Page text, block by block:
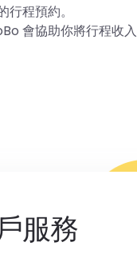
程預約。
會協助你將行程收入
服務